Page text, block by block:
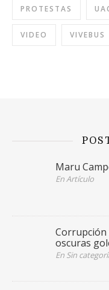
PROTESTAS
VIDEO VIVEBUS
Maru
En Artículo
Corrupción
oscuras
En Sin